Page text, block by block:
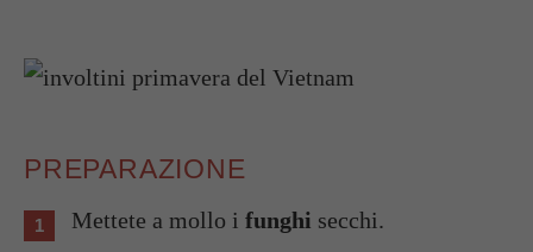
PREPARAZIONE
Mettete a mollo i funghi secchi.